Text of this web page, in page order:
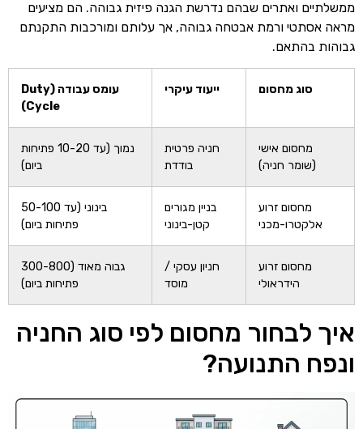
ממשלתיים ואתרים שבהם נדרשת הגנה פיזית גבוהה. הם מציעים
מראה אסתטי ורמת אבטחה גבוהה, אך עלותם ומורכבות התקנתם
גבוהות בהתאם.
סוג מחסום ייעוד עיקרי
עומס עבודה (Duty
Cycle)
מחסום אישי
(שומר חניה)
חניה פרטית
בודדת
נמוך (עד 10-20 פתיחות
ביום)
מחסום זרוע
אלקטרו-מכני
בניין מגורים
קטן-בינוני
בינוני (עד 50-100
פתיחות ביום)
מחסום זרוע
הידראולי
חניון עסקי /
מוסד
גבוה מאוד (300-800
פתיחות ביום)
איך לבחור מחסום לפי סוג החניה
ונפח התנועה?